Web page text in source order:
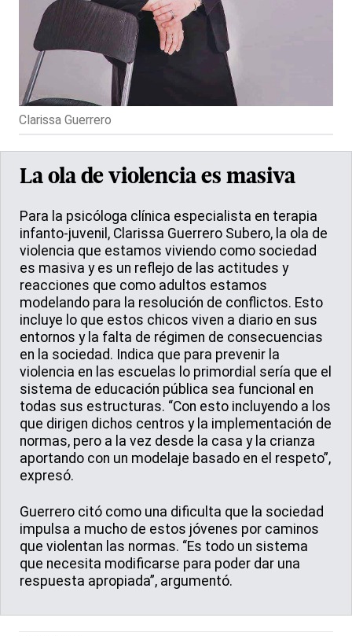
Clarissa Guerrero
La ola de violencia es masiva
Para la psicóloga clínica especialista en terapia
infanto-juvenil, Clarissa Guerrero Subero, la ola de
violencia que estamos viviendo como sociedad
es masiva y es un reflejo de las actitudes y
reacciones que como adultos estamos
modelando para la resolución de conflictos. Esto
incluye lo que estos chicos viven a diario en sus
entornos y la falta de régimen de consecuencias
en la sociedad. Indica que para prevenir la
violencia en las escuelas lo primordial sería que el
sistema de educación pública sea funcional en
todas sus estructuras. “Con esto incluyendo a los
que dirigen dichos centros y la implementación de
normas, pero a la vez desde la casa y la crianza
aportando con un modelaje basado en el respeto”,
expresó.
Guerrero citó como una dificulta que la sociedad
impulsa a mucho de estos jóvenes por caminos
que violentan las normas. “Es todo un sistema
que necesita modificarse para poder dar una
respuesta apropiada”, argumentó.